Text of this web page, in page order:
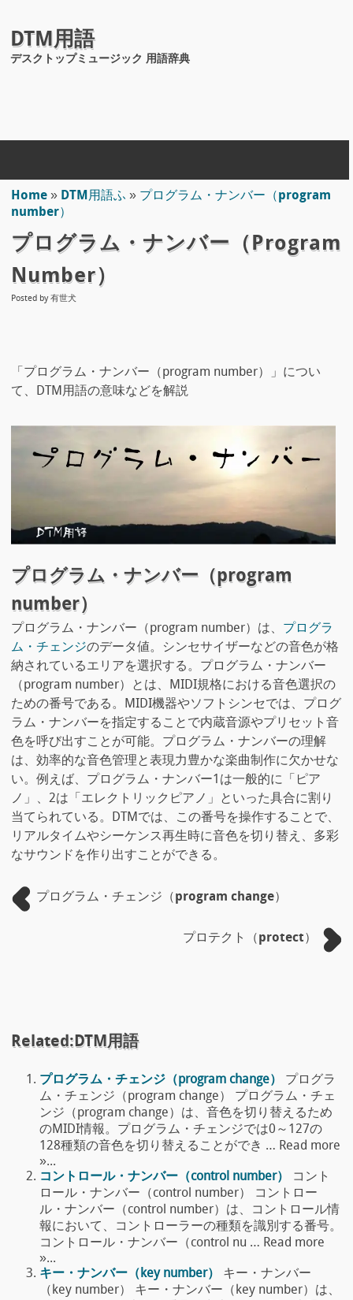
DTM用語
デスクトップミュージック 用語辞典
Home » DTM用語ふ » プログラム・ナンバー（program
number）
プログラム・ナンバー（program
Number）
Posted by有世犬
「プログラム・ナンバー（program number）」につい
て、DTM用語の意味などを解説
プログラム・ナンバー（program
number）
プログラム・ナンバー（program number）は、 プログラ
ム・チェンジのデータ値。シンセサイザーなどの音色が格
納されているエリアを選択する。プログラム・ナンバー
（program number）とは、MIDI規格における音色選択の
ための番号である。MIDI機器やソフトシンセでは、プログ
ラム・ナンバーを指定することで内蔵音源やプリセット音
色を呼び出すことが可能。プログラム・ナンバーの理解
は、効率的な音色管理と表現力豊かな楽曲制作に欠かせな
い。例えば、プログラム・ナンバー1は一般的に「ピア
ノ」、2は「エレクトリックピアノ」といった具合に割り
当てられている。DTMでは、この番号を操作することで、
リアルタイムやシーケンス再生時に音色を切り替え、多彩
なサウンドを作り出すことができる。
プログラム・チェンジ（program change）
プロテクト（protect）
Related:DTM用語
プログラム・チェンジ（program change）
プログラ
ム・チェンジ（program change） プログラム・チェ
ンジ（program change）は、音色を切り替えるため
のMIDI情報。プログラム・チェンジでは0～127の
128種類の音色を切り替えることができ … Read more
»...
コントロール・ナンバー（control number）
コント
ロール・ナンバー（control number） コントロー
ル・ナンバー（control number）は、コントロール情
報において、コントローラーの種類を識別する番号。
コントロール・ナンバー（control nu … Read more
»...
キー・ナンバー（key number）
キー・ナンバー
（key number） キー・ナンバー（key number）は、